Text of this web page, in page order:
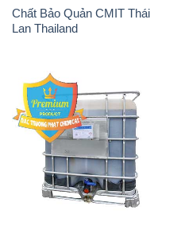
Chất Bảo Quản CMIT Thái
Lan Thailand